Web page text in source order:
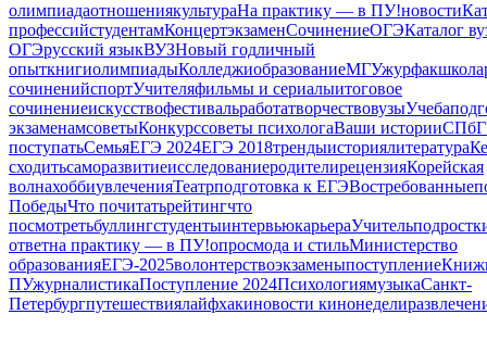
олимпиадаотношениякультураНа практику — в ПУ!новости
профессийстудентамКонцертэкзаменСочинениеОГЭКаталог
ОГЭрусский языкВУЗНовый годличный
опыткнигиолимпиадыКолледжиобразованиеМГУжурфакшкола
сочиненийспортУчителяфильмы и сериалыитоговое
сочинениеискусствофестивальработатворчествовузыУчеба
экзаменамсоветыКонкурссоветы психологаВаши истории
поступатьСемьяЕГЭ 2024ЕГЭ 2018трендыисториялитература
сходитьсаморазвитиеисследованиеродителирецензияКорейская
волнахоббиувлеченияТеатрподготовка к ЕГЭВостребованные
ПобедыЧто почитатьрейтингчто
посмотретьбуллингстудентыинтервьюкарьераУчитель
ответна практику — в ПУ!опросмода и стильМинистерство
образованияЕГЭ-2025волонтерствоэкзаменыпоступление
ПУжурналистикаПоступление 2024ПсихологиямузыкаСанкт-
Петербургпутешествиялайфхакиновости кинонедели